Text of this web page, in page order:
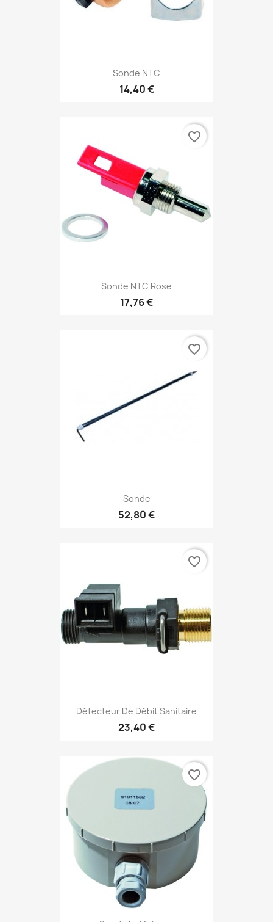
Sonde NTC
14,40 €
Sonde NTC Rose
17,76 €
favorite_border
Sonde
52,80 €
favorite_border
Détecteur De Débit Sanitaire
23,40 €
favorite_border
favorite_border